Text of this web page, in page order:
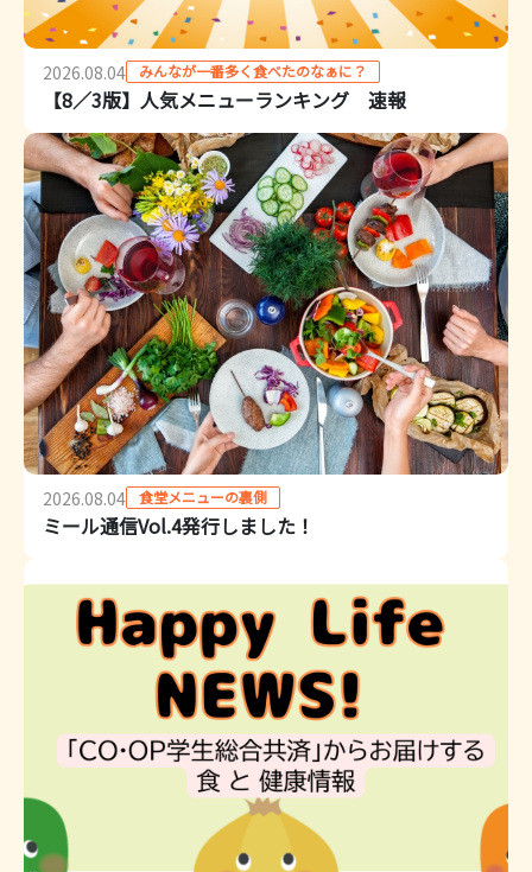
2026.08.04 みんなが一番多く食べたのなぁに？
【8／3版】人気メニューランキング 速報
2026.08.04 食堂メニューの裏側
ミール通信Vol.4発行しました！